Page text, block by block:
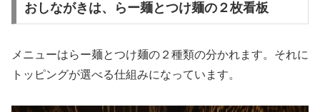
おしながきは、らー麺とつけ麺の２枚看板
メニューはらー麺とつけ麺の２種類の分かれます。それに
トッピングが選べる仕組みになっています。